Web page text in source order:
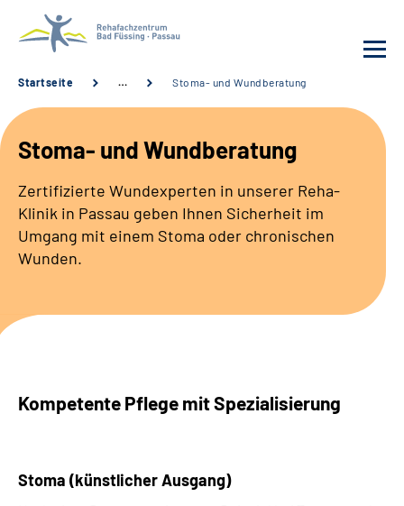
Behandlung
Rehafachzentrum
Karriere
Häufige Fragen
Patienten-Log-in
Startseite … Stoma- und Wundberatung
Stoma- und Wundberatung
Zertifizierte Wundexperten in unserer Reha-
Klinik in Passau geben Ihnen Sicherheit im
Umgang mit einem Stoma oder chronischen
Wunden.
Kompetente Pflege mit Spezialisierung
Stoma (künstlicher Ausgang)